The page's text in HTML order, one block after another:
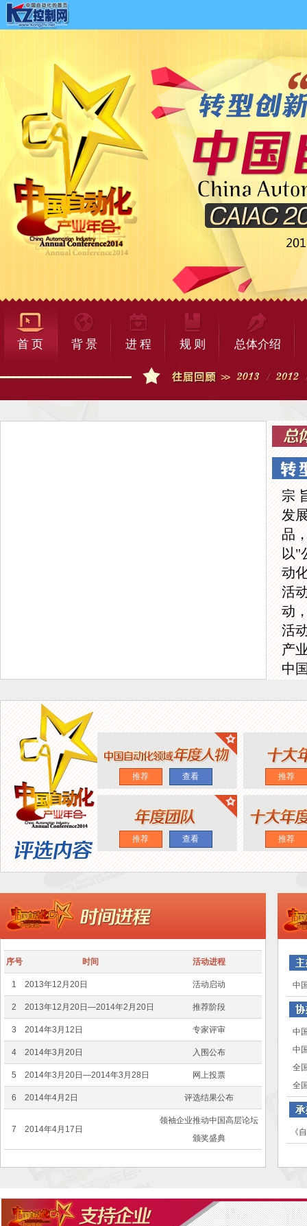
首 页 背 景 进 程 规 则 总体介绍
宗
发
品
以"
动
活
动
活
产
中
推荐 查看 推荐
推荐 查看 推荐
序号 时间 活动进程
1 2013年12月20日 活动启动
2 2013年12月20日—2014年2月20日 推荐阶段
3 2014年3月12日 专家评审
4 2014年3月20日 入围公布
5 2014年3月20日—2014年3月28日 网上投票
6 2014年4月2日 评选结果公布
7 2014年4月17日
领袖企业推动中国高层论坛
颁奖盛典
中
中
中
全
全
《